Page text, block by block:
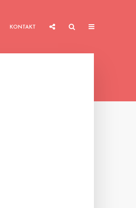
KONTAKT